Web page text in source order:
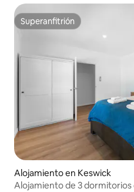
Superanfitrión
Superanfitrión
Alojamiento en Keswick
Alojamiento de 3